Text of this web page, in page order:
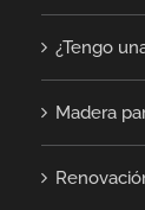
¿Tengo
Madera